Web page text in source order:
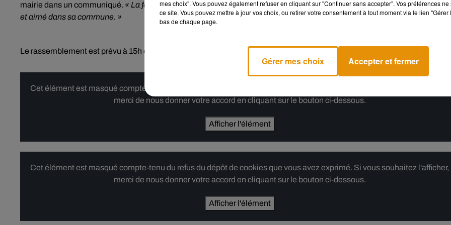
mairie dans un communiqué. « La famille en appelle au calme et à ce que justice soit faite pour Zinedine, qui était apprécié
et aimé dans sa commune. »
Le rassemblement est prévu à 15h devant l’Hôtel de ville.
Cet élément est masqué compte-tenu du refus du dépôt de cookies que vous avez exprimé. Si vous souhaitez l'afficher,
merci de nous donner votre accord en cliquant sur le bouton ci-dessous.
Afficher l'élément
Cet élément est masqué compte-tenu du refus du dépôt de cookies que vous avez exprimé. Si vous souhaitez l'afficher,
merci de nous donner votre accord en cliquant sur le bouton ci-dessous.
Afficher l'élément
mes choix". Vous pouvez également refuser en cliquant sur "Continuer sans accepter". Vos préférences
ce site. Vous pouvez mettre à jour vos choix, ou retirer votre consentement à tout moment via le lien
bas de chaque page.
Gérer mes choix Accepter et fermer